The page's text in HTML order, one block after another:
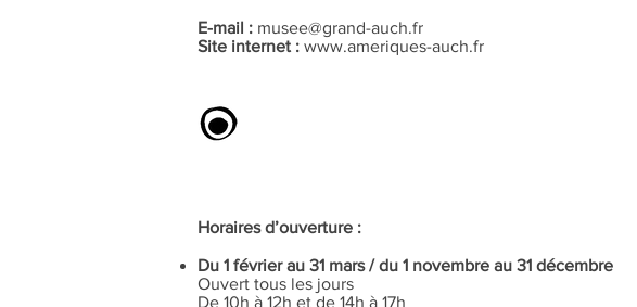
E-mail : musee@grand-auch.fr
Site internet : www.ameriques-auch.fr
Horaires d’ouverture :
Du 1 février au 31 mars / du 1 novembre au 31 décembre
Ouvert tous les jours
De 10h à 12h et de 14h à 17h